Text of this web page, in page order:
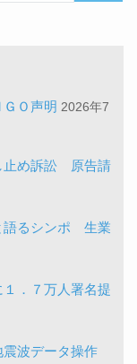
Ｏ声明 2026年7
止め訴訟 原告請
語るシンポ 生業
．７万人署名提
波データ操作